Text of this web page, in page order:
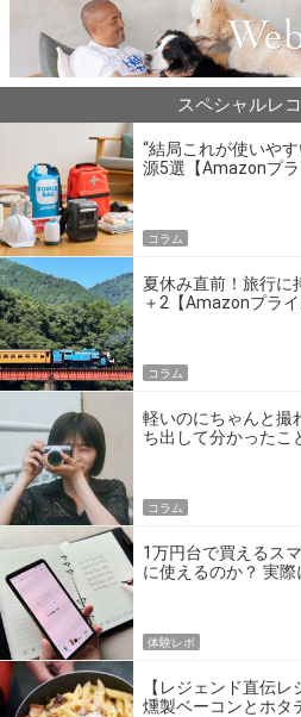
スペシャルレ
“結局これが使いや
源5選【Amazonプ
コラム
夏休み直前！旅行に
＋2【Amazonプラ
コラム
軽いのにちゃんと撮
ち出して分かったこ
コラム
1万円台で買えるス
に使えるのか？ 実
体験レポ
【レジェンド直伝
燻製ベーコンとホタ